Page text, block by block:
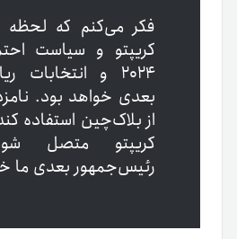
فکر می‌کنم که لحظه
کریپتو و سیاست
۲۰۲۴ و
بعدی خواهد بود.
از بلاک‌چین استفاده
کریپتو متصل
رئیس‌جمهور بعدی ما